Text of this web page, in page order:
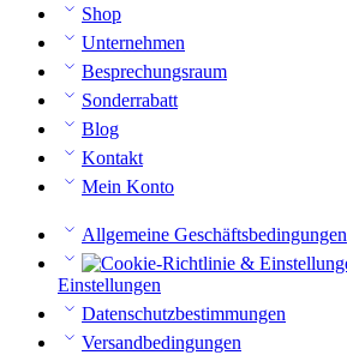
Shop
Unternehmen
Besprechungsraum
Sonderrabatt
Blog
Kontakt
Mein Konto
Allgemeine Geschäftsbedingungen
Einstellungen
Datenschutzbestimmungen
Versandbedingungen